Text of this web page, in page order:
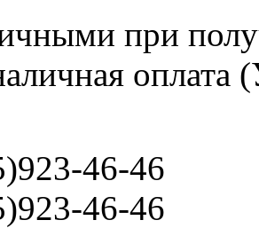
при
46-46
46-46